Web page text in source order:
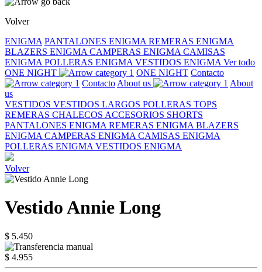
Volver
ENIGMA PANTALONES ENIGMA REMERAS ENIGMA
BLAZERS ENIGMA CAMPERAS ENIGMA CAMISAS
ENIGMA POLLERAS ENIGMA VESTIDOS ENIGMA Ver todo
ONE NIGHT
ONE NIGHT Contacto
Contacto About us
About
us
VESTIDOS VESTIDOS LARGOS POLLERAS TOPS
REMERAS CHALECOS ACCESORIOS SHORTS
PANTALONES ENIGMA REMERAS ENIGMA BLAZERS
ENIGMA CAMPERAS ENIGMA CAMISAS ENIGMA
POLLERAS ENIGMA VESTIDOS ENIGMA
Volver
Vestido Annie Long
$ 5.450
$ 4.955